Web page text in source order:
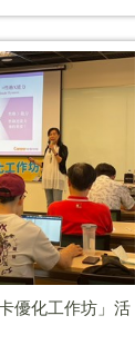
優化工作坊」活